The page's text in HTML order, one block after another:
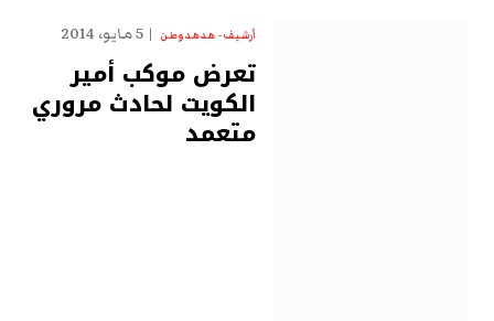
أرشيف - هدهد وطن 5 مايو، 2014
تعرض موكب أمير
الكويت لحادث مروري
متعمد